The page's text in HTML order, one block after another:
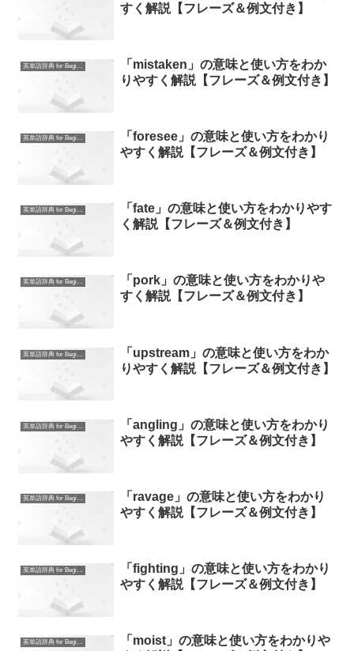
すく解説【フレーズ＆例文付き】
英単語辞典 for Beginners
「mistaken」の意味と使い方をわか
りやすく解説【フレーズ＆例文付き】
英単語辞典 for Beginners
「foresee」の意味と使い方をわかり
やすく解説【フレーズ＆例文付き】
英単語辞典 for Beginners
「fate」の意味と使い方をわかりやす
く解説【フレーズ＆例文付き】
英単語辞典 for Beginners
「pork」の意味と使い方をわかりや
すく解説【フレーズ＆例文付き】
英単語辞典 for Beginners
「upstream」の意味と使い方をわか
りやすく解説【フレーズ＆例文付き】
英単語辞典 for Beginners
「angling」の意味と使い方をわかり
やすく解説【フレーズ＆例文付き】
英単語辞典 for Beginners
「ravage」の意味と使い方をわかり
やすく解説【フレーズ＆例文付き】
英単語辞典 for Beginners
「fighting」の意味と使い方をわかり
やすく解説【フレーズ＆例文付き】
英単語辞典 for Beginners
「moist」の意味と使い方をわかりや